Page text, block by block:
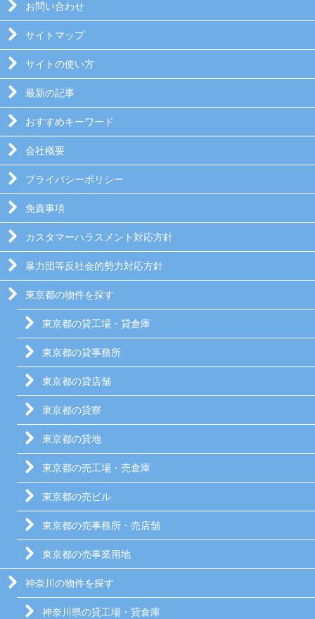
お問い合わせ
サイトマップ
サイトの使い方
最新の記事
おすすめキーワード
会社概要
プライバシーポリシー
免責事項
カスタマーハラスメント対応方針
暴力団等反社会的勢力対応方針
東京都の物件を探す
東京都の貸工場・貸倉庫
東京都の貸事務所
東京都の貸店舗
東京都の貸寮
東京都の貸地
東京都の売工場・売倉庫
東京都の売ビル
東京都の売事務所・売店舗
東京都の売事業用地
神奈川の物件を探す
神奈川県の貸工場・貸倉庫